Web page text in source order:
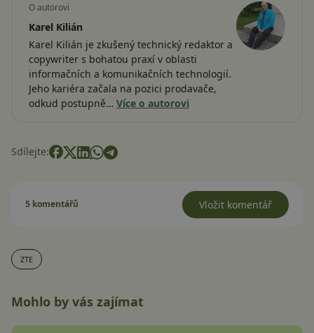
O autorovi
Karel Kilián
Karel Kilián je zkušený technický redaktor a
copywriter s bohatou praxí v oblasti
informačních a komunikačních technologií.
Jeho kariéra začala na pozici prodavače,
odkud postupně… Více o autorovi
Sdílejte:
5 komentářů Vložit komentář
ZTE
Mohlo by vás zajímat